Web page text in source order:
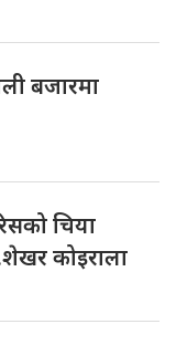
बजारमा
चिया
कोइराला